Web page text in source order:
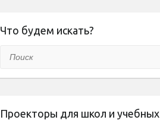
Что будем искать?
Поиск
Проекторы для школ и учебных